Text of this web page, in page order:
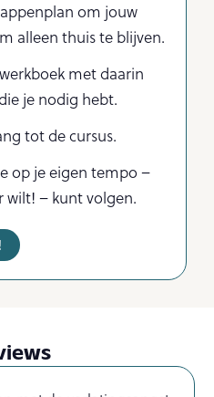
om jouw
alleen thuis te blijven.
met daarin
je nodig hebt.
tot de cursus.
op je eigen tempo –
wilt! – kunt volgen.